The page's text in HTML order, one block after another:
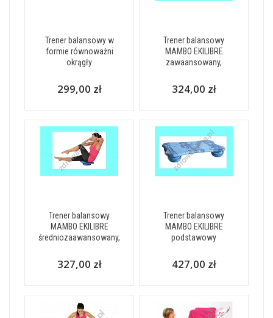
Trener balansowy w
formie równoważni
okrągły
299,00 zł
Trener balansowy
MAMBO EKILIBRE
zawaansowany,
324,00 zł
Trener balansowy
MAMBO EKILIBRE
średniozaawansowany,
327,00 zł
Trener balansowy
MAMBO EKILIBRE
podstawowy
427,00 zł